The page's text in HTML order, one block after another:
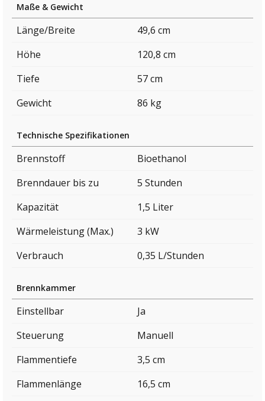
Maße & Gewicht
Länge/Breite
49,6 cm
Höhe
120,8 cm
Tiefe
57 cm
Gewicht
86 kg
Technische Spezifikationen
Brennstoff
Bioethanol
Brenndauer bis zu
5 Stunden
Kapazität
1,5 Liter
Wärmeleistung (Max.)
3 kW
Verbrauch
0,35 L/Stunden
Brennkammer
Einstellbar
Ja
Steuerung
Manuell
Flammentiefe
3,5 cm
Flammenlänge
16,5 cm